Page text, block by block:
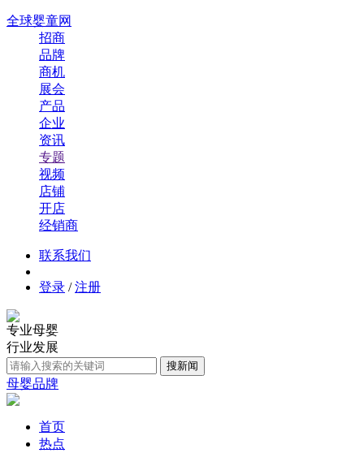
全球婴童网
招商
品牌
商机
展会
产品
企业
资讯
专题
视频
店铺
开店
经销商
联系我们
登录 /注册
专业母婴
行业发展
母婴品牌
首页
热点